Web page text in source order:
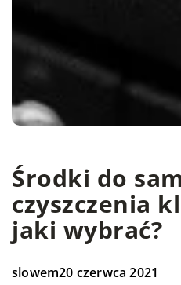
Środki do
czyszczenia
jaki wybrać?
slowem20 czerwca 2021